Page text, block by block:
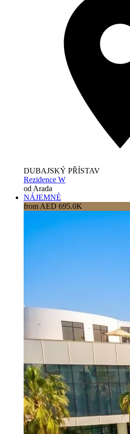
DUBAJSKÝ PŘÍSTAV
Rezidence W
od Arada
NÁJEMNÉ
from AED 695.0K